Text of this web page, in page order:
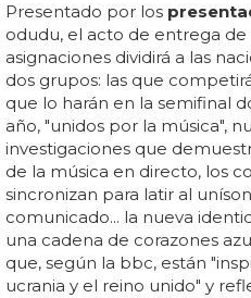
Presentado por los
odudu, el acto de entrega
asignaciones dividirá a las
dos grupos: las que
que lo harán en la semifinal
año, "unidos por la música",
investigaciones que
de la música en directo, los
sincronizan para latir al
comunicado... la nueva
una cadena de corazones
que, según la bbc, están
ucrania y el reino unido" y